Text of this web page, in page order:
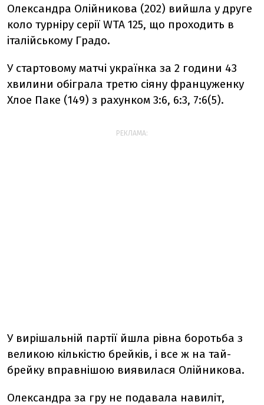
Олександра Олійникова (202) вийшла у друге
коло турніру серії WTA 125, що проходить в
італійському Градо.
У стартовому матчі українка за 2 години 43
хвилини обіграла третю сіяну француженку
Хлое Паке (149) з рахунком 3:6, 6:3, 7:6(5).
РЕКЛАМА:
У вирішальній партії йшла рівна боротьба з
великою кількістю брейків, і все ж на тай-
брейку вправнішою виявилася Олійникова.
Олександра за гру не подавала навиліт,